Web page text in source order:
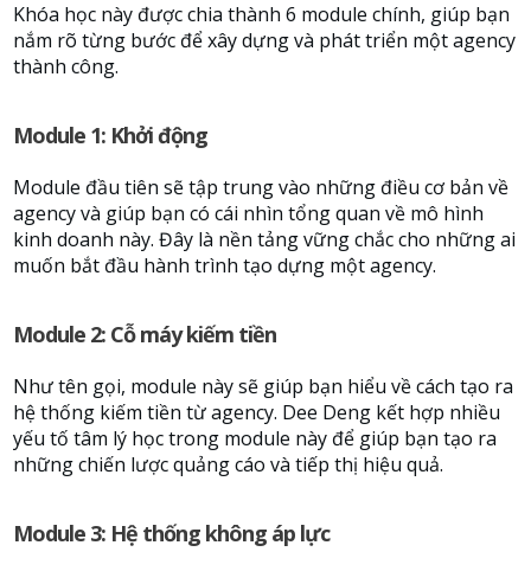
Khóa học này được chia thành 6 module chính, giúp bạn
nắm rõ từng bước để xây dựng và phát triển một agency
thành công.
Module 1: Khởi động
Module đầu tiên sẽ tập trung vào những điều cơ bản về
agency và giúp bạn có cái nhìn tổng quan về mô hình
kinh doanh này. Đây là nền tảng vững chắc cho những ai
muốn bắt đầu hành trình tạo dựng một agency.
Module 2: Cỗ máy kiếm tiền
Như tên gọi, module này sẽ giúp bạn hiểu về cách tạo ra
hệ thống kiếm tiền từ agency. Dee Deng kết hợp nhiều
yếu tố tâm lý học trong module này để giúp bạn tạo ra
những chiến lược quảng cáo và tiếp thị hiệu quả.
Module 3: Hệ thống không áp lực